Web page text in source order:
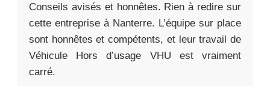
Conseils avisés et honnêtes. Rien à redire sur
cette entreprise à Nanterre. L’équipe sur place
sont honnêtes et compétents, et leur travail de
Véhicule Hors d’usage VHU est vraiment
carré.